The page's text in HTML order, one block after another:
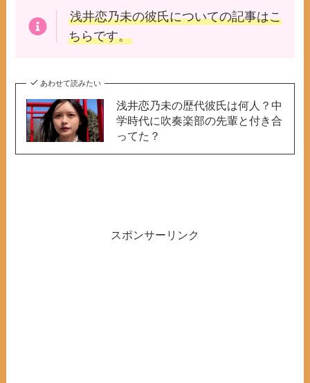
浅井恋乃未の彼氏についての記事はこ
ちらです。
あわせて読みたい
浅井恋乃未の歴代彼氏は何人？中
学時代に吹奏楽部の先輩と付き合
ってた？
スポンサーリンク